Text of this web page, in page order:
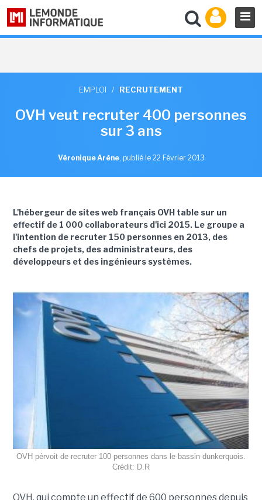
EMPLOI / RECRUTEMENT
OVH veut recruter 400 personnes
sur 3 ans
Véronique Arène, publié le 22 Février 2013
L'hébergeur de sites web français OVH table sur un
effectif de 1 000 collaborateurs d'ici 2015. Le groupe a
l'intention de recruter 150 personnes en 2013, des
chefs de projets, des administrateurs, des
développeurs et des ingénieurs systèmes.
OVH pérvoit de recruter 100 personnes dans le bassin dunkerquois.
Crédit: D.R
OVH, qui compte un effectif de 600 personnes depuis